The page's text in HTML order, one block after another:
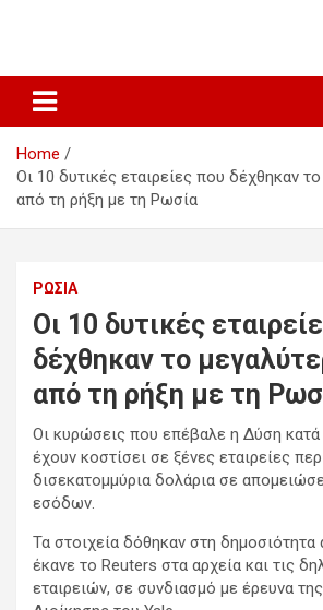
Home
Οι 10 δυτικές εταιρείες που δέχθηκαν
από τη ρήξη με τη Ρωσία
ΡΩΣΊΑ
Οι 10 δυτικές
δέχθηκαν το
από τη ρήξη με τη
Οι κυρώσεις που επέβαλε η Δύση
έχουν κοστίσει σε ξένες εταιρείες
δισεκατομμύρια δολάρια σε
εσόδων.
Τα στοιχεία δόθηκαν στη
έκανε το Reuters στα αρχεία και τις
εταιρειών, σε συνδιασμό με έρευνα